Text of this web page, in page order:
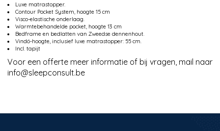
Luxe matrastopper.
Contour Pocket System, hoogte 15 cm
Visco-elastische onderlaag.
Warmtebehandelde pocket, hoogte 13 cm
Bedframe en bedlatten van Zweedse dennenhout.
Vindö-hoogte, inclusief luxe matrastopper: 55 cm.
Incl. tapijt
Voor een offerte meer informatie of bij vragen, mail naar
info@sleepconsult.be